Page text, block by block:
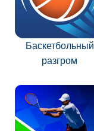
Баскетбольный
разгром